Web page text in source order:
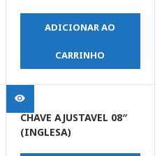
ADICIONAR AO
CARRINHO
CHAVE AJUSTAVEL 08″
(INGLESA)